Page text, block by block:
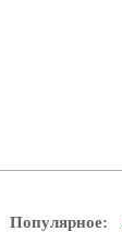
Популярное: